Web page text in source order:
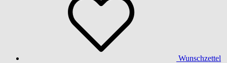
Wunschzettel